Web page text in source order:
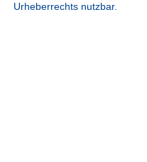
Urheberrechts nutzbar.